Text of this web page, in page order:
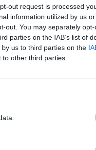
out request is processed
information utilized by us
out. You may separately
parties on the IAB’s list of
us to third parties on the
other third parties.
Az MTVA helyébe
Bodacz Balázs, a
Zsófia irányítja a
átvilágítást egy
négy év után távozik
manipulációktól